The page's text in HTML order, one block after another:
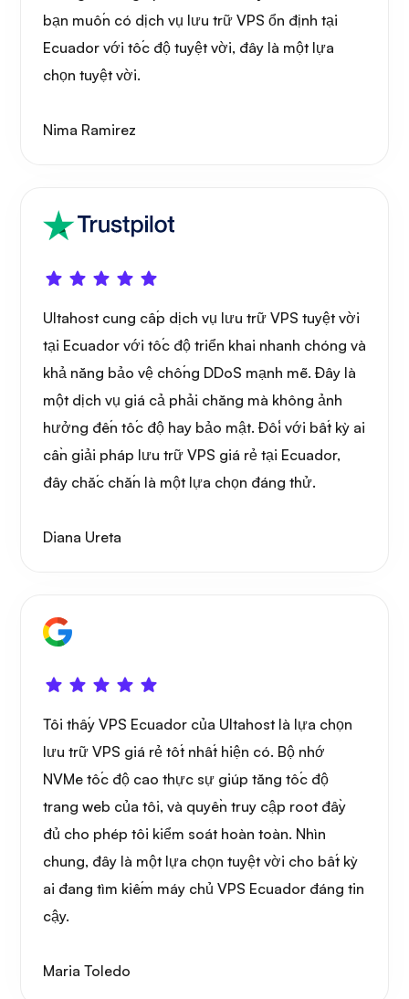
Người gác cổng
bạn muốn có dịch vụ lưu trữ VPS ổn định tại
Ecuador với tốc độ tuyệt vời, đây là một lựa
chọn tuyệt vời.
Nima Ramirez
Ultahost cung cấp dịch vụ lưu trữ VPS tuyệt vời
tại Ecuador với tốc độ triển khai nhanh chóng và
khả năng bảo vệ chống DDoS mạnh mẽ. Đây là
một dịch vụ giá cả phải chăng mà không ảnh
hưởng đến tốc độ hay bảo mật. Đối với bất kỳ ai
cần giải pháp lưu trữ VPS giá rẻ tại Ecuador,
đây chắc chắn là một lựa chọn đáng thử.
Diana Ureta
Tôi thấy VPS Ecuador của Ultahost là lựa chọn
lưu trữ VPS giá rẻ tốt nhất hiện có. Bộ nhớ
NVMe tốc độ cao thực sự giúp tăng tốc độ
trang web của tôi, và quyền truy cập root đầy
đủ cho phép tôi kiểm soát hoàn toàn. Nhìn
chung, đây là một lựa chọn tuyệt vời cho bất kỳ
ai đang tìm kiếm máy chủ VPS Ecuador đáng tin
cậy.
Maria Toledo